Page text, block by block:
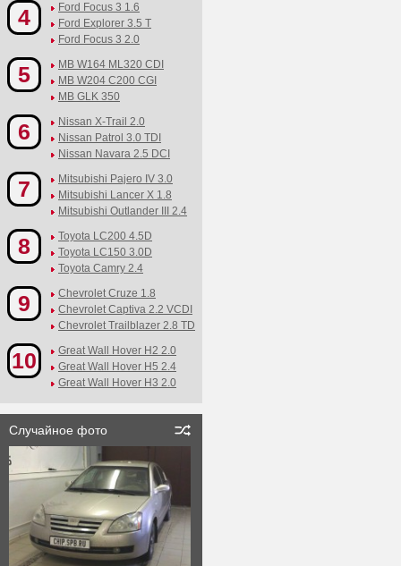
4
Ford Focus 3 1.6
Ford Explorer 3.5 T
Ford Focus 3 2.0
5
MB W164 ML320 CDI
MB W204 C200 CGI
MB GLK 350
6
Nissan X-Trail 2.0
Nissan Patrol 3.0 TDI
Nissan Navara 2.5 DCI
7
Mitsubishi Pajero IV 3.0
Mitsubishi Lancer X 1.8
Mitsubishi Outlander III 2.4
8
Toyota LC200 4.5D
Toyota LC150 3.0D
Toyota Camry 2.4
9
Chevrolet Cruze 1.8
Chevrolet Captiva 2.2 VCDI
Chevrolet Trailblazer 2.8 TD
10
Great Wall Hover H2 2.0
Great Wall Hover H5 2.4
Great Wall Hover H3 2.0
Случайное фото